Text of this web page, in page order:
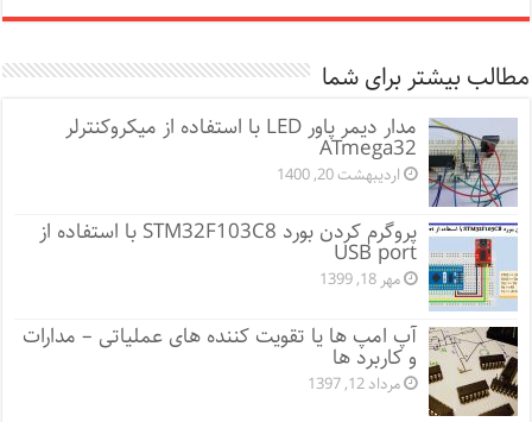
مطالب بیشتر برای شما
مدار دیمر پاور LED با استفاده از میکروکنترلر
ATmega32
اردیبهشت 20, 1400
پروگرم کردن بورد STM32F103C8 با استفاده از
USB port
مهر 18, 1399
آپ امپ ها یا تقویت کننده های عملیاتی – مدارات
و کاربرد ها
مرداد 12, 1397